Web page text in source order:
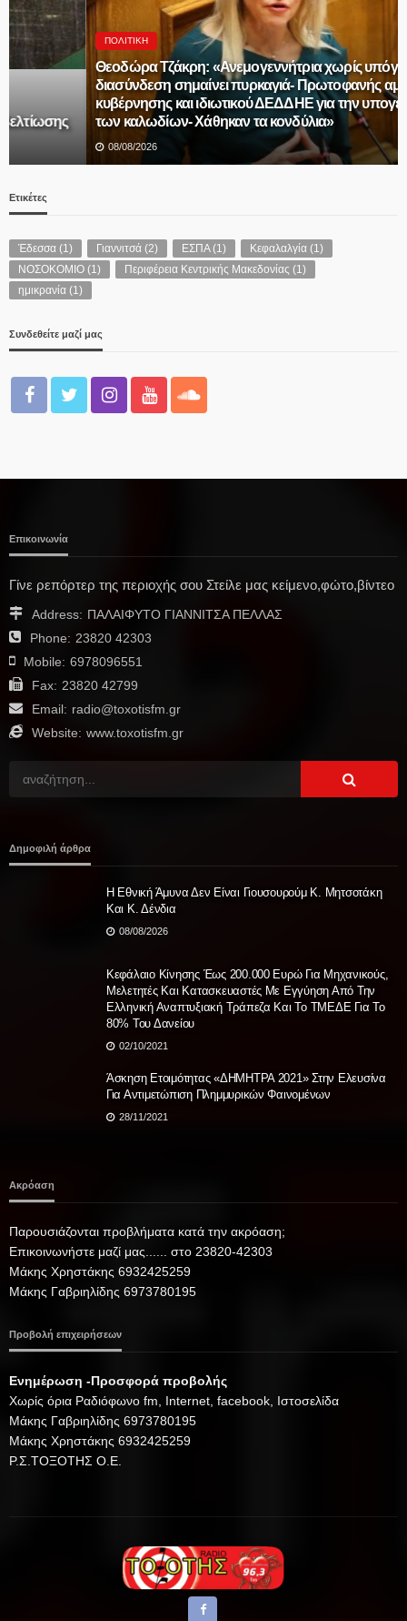
ΠΟΛΙΤΙΚΉ
Θεοδώρα Τζάκρη: «Ανεμογεννήτρια χωρίς υπόγεια
διασύνδεση σημαίνει πυρκαγιά- Πρωτοφανής αμέλεια
κυβέρνησης και ιδιωτικού ΔΕΔΔΗΕ για την υπογειοποίηση
των καλωδίων- Χάθηκαν τα κονδύλια»
Ετικέτες
Έδεσσα (1) Γιαννιτσά (2) ΕΣΠΑ(1) Κεφαλαλγία (1)
ΝΟΣΟΚΟΜΙΟ (1) Περιφέρεια Κεντρικής Μακεδονίας (1)
ημικρανία (1)
Συνδεθείτε μαζί μας
Επικοινωνία
Γίνε ρεπόρτερ της περιοχής σου Στείλε μας κείμενο,φώτο,βίντεο
Address: ΠΑΛΑΙΦΥΤΟ ΓΙΑΝΝΙΤΣΑ ΠΕΛΛΑΣ
Phone: 23820 42303
Mobile: 6978096551
Fax: 23820 42799
Email: radio@toxotisfm.gr
Website: www.toxotisfm.gr
Δημοφιλή άρθρα
Η Εθνική Άμυνα Δεν Είναι Γιουσουρούμ Κ. Μητσοτάκη
Και Κ. Δένδια
08/08/2026
Κεφάλαιο Κίνησης Έως 200.000 Ευρώ Για Μηχανικούς,
Μελετητές Και Κατασκευαστές Με Εγγύηση Από Την
Ελληνική Αναπτυξιακή Τράπεζα Και Το ΤΜΕΔΕ Για Το
80% Του Δανείου
02/10/2021
Άσκηση Ετοιμότητας «ΔΗΜΗΤΡΑ 2021» Στην Ελευσίνα
Για Αντιμετώπιση Πλημμυρικών Φαινομένων
28/11/2021
Ακρόαση
Παρουσιάζονται προβλήματα κατά την ακρόαση;
Επικοινωνήστε μαζί μας...... στο 23820-42303
Μάκης Χρηστάκης 6932425259
Μάκης Γαβριηλίδης 6973780195
Προβολή επιχειρήσεων
Ενημέρωση -Προσφορά προβολής
Xωρίς όρια Ραδιόφωνο fm, Internet, facebook, Ιστοσελίδα
Μάκης Γαβριηλίδης 6973780195
Μάκης Χρηστάκης 6932425259
Ρ.Σ.ΤΟΞΟΤΗΣ Ο.Ε.